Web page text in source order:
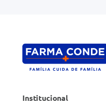
Institucional